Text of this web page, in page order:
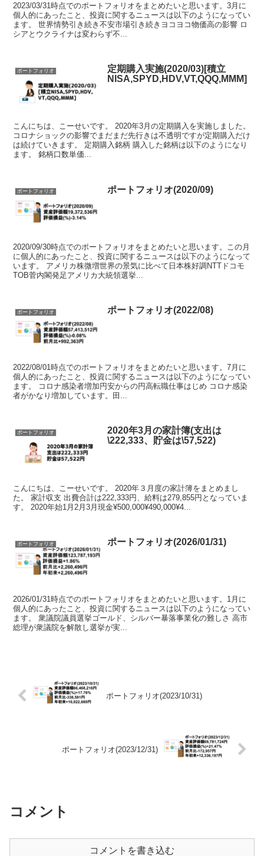
2023/03/31時点でのポートフォリオをまとめたいと思います。3月に
個人的にあったこと、投資に関するニュースは以下のようになってい
ます。 世界情勢引き続き不安市場引き続きヨコヨコ物価高の影響 ロ
シアとウクライナは変わらず不...
ポートフォリオ
定期購入実施(2020/03)[積立
NISA,SPYD,HDV,VT,QQQ,MMM]
こんにちは、こーせいです。 2020年3月の定期購入を実施しました。
コロナショックの影響でまだまだ先行きは不透明ですが定期購入だけ
は続けていきます。 定期購入銘柄 購入した銘柄は以下のようになり
ます。 銘柄口数単価...
ポートフォリオ ポートフォリオ(2020/09)
2020/09/30時点でのポートフォリオをまとめたいと思います。この月
に個人的にあったこと、投資に関するニュースは以下のようになって
います。 アメリカ株微増世界の景気に比べて日本株好調NTTドコモ
TOB菅内閣発足アメリカ大統領選挙...
ポートフォリオ ポートフォリオ(2022/08)
2022/08/01時点でのポートフォリオをまとめたいと思います。7月に
個人的にあったこと、投資に関するニュースは以下のようになってい
ます。 コロナ感染者増加円安からの円高転職仕事はじめ コロナ感染
者がかなり増加しています。田...
ポートフォリオ
2020年3月の家計簿(支出は
\222,333、貯金は\57,522)
こんにちは、こーせいです。 2020年３月度の家計簿をまとめまし
た。 家計収支 出費合計は222,333円、給料は279,855円となっていま
す。 2020年始1月2月3月現金¥500,000¥490,000¥4...
ポートフォリオ ポートフォリオ(2026/01/31)
2026/01/31時点でのポートフォリオをまとめたいと思います。1月に
個人的にあったこと、投資に関するニュースは以下のようになってい
ます。 衆議院議員選挙ゴールド、シルバー暴落事業化の難しさ 高市
総理が衆議院を解散し選挙が実...
ポートフォリオ(2023/10/31)
ポートフォリオ(2023/12/31)
コメント
コメントを書き込む